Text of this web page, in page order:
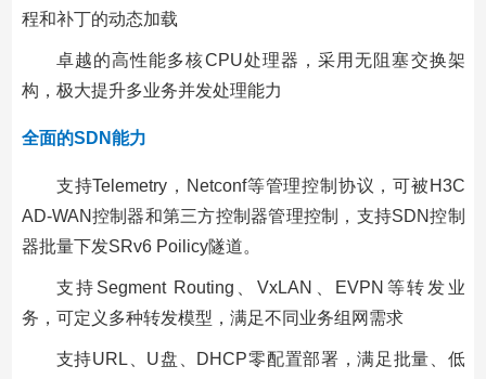
程和补丁的动态加载
卓越的高性能多核CPU处理器，采用无阻塞交换架
构，极大提升多业务并发处理能力
全面的SDN能力
支持Telemetry，Netconf等管理控制协议，可被H3C
AD-WAN控制器和第三方控制器管理控制，支持SDN控制
器批量下发SRv6 Poilicy隧道。
支持Segment Routing、VxLAN、EVPN等转发业
务，可定义多种转发模型，满足不同业务组网需求
支持URL、U盘、DHCP零配置部署，满足批量、低